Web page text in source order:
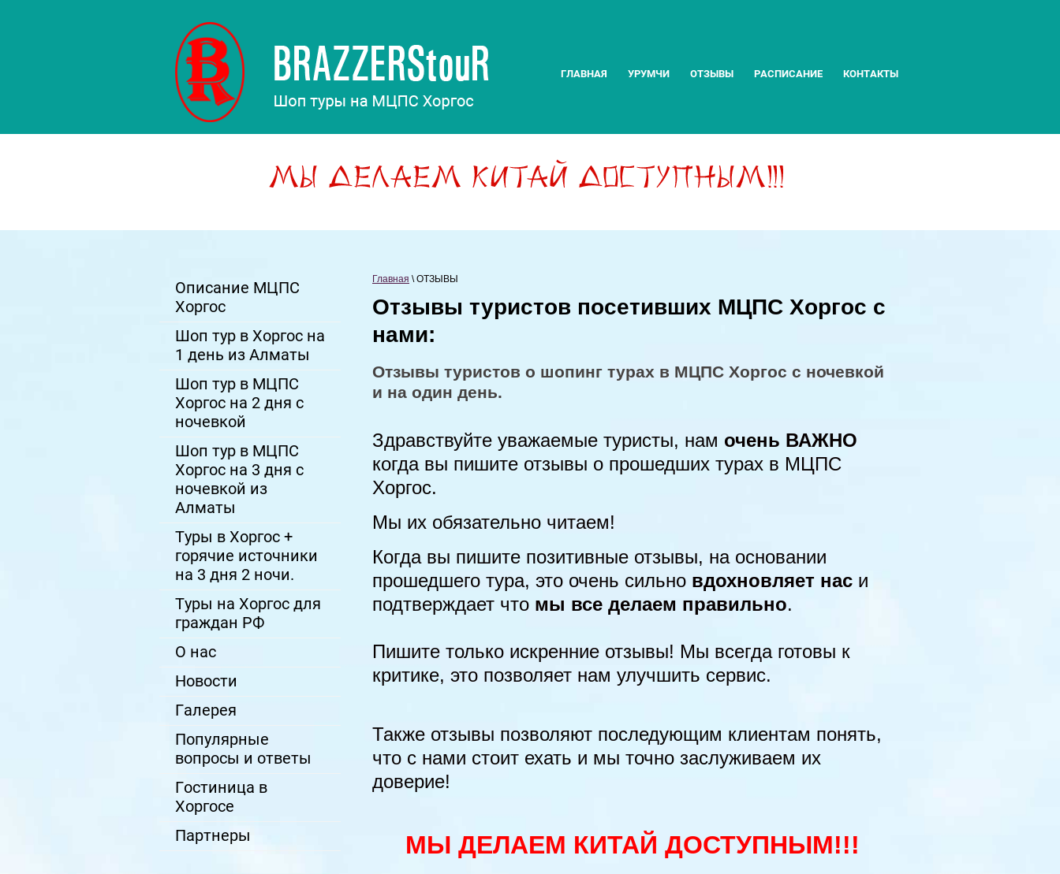
ГЛАВНАЯ УРУМЧИ ОТЗЫВЫ РАСПИСАНИЕ КОНТАКТЫ
Описание МЦПС
Хоргос
Шоп тур в Хоргос на
1 день из Алматы
Шоп тур в МЦПС
Хоргос на 2 дня с
ночевкой
Шоп тур в МЦПС
Хоргос на 3 дня с
ночевкой из
Алматы
Туры в Хоргос +
горячие источники
на 3 дня 2 ночи.
Туры на Хоргос для
граждан РФ
О нас
Новости
Галерея
Популярные
вопросы и ответы
Гостиница в
Хоргосе
Партнеры
Главная \ ОТЗЫВЫ
Отзывы туристов посетивших МЦПС Хоргос с
нами:
Отзывы туристов о шопинг турах в МЦПС Хоргос с ночевкой
и на один день.
Здравствуйте уважаемые туристы, нам очень ВАЖНО
когда вы пишите отзывы о прошедших турах в МЦПС
Хоргос.
Мы их обязательно читаем!
Когда вы пишите позитивные отзывы, на основании
прошедшего тура, это очень сильно вдохновляет нас и
подтверждает что мы все делаем правильно.
Пишите только искренние отзывы! Мы всегда готовы к
критике, это позволяет нам улучшить сервис.
Также отзывы позволяют последующим клиентам понять,
что с нами стоит ехать и мы точно заслуживаем их
доверие!
МЫ ДЕЛАЕМ КИТАЙ ДОСТУПНЫМ!!!